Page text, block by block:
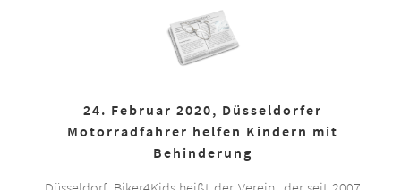
24. Februar 2020, Düsseldorfer
Motorradfahrer helfen Kindern mit
Behinderung